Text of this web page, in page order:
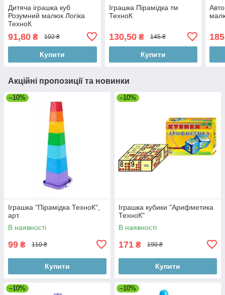
Дитяча іграшка куб
Розумний малюк Логіка
ТехноК
91,80 ₴ 102 ₴
Купити
Іграшка Пірамідка тм
ТехноК
130,50₴ 145 ₴
Купити
Акційні пропозиції та новинки
–10%
Іграшка "Пірамідка ТехноК",
арт.
В наявності
99 ₴ 110 ₴
Купити
–10%
Іграшка кубики "Арифметика
ТехноК"
В наявності
171 ₴ 190 ₴
Купити
–10% –10%